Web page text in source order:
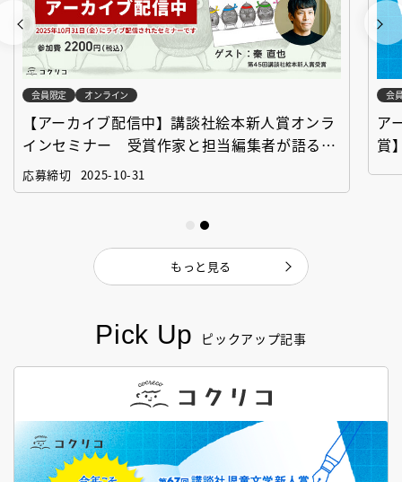
Pick Up ピックアップ記事
会員限定 オンライン
【アーカイブ配信中】講談社絵本新人賞オンラ
インセミナー 受賞作家と担当編集者が語る
「絵本創作実践講座」
応募締切 2025-10-31
会
ア
賞
もっと見る